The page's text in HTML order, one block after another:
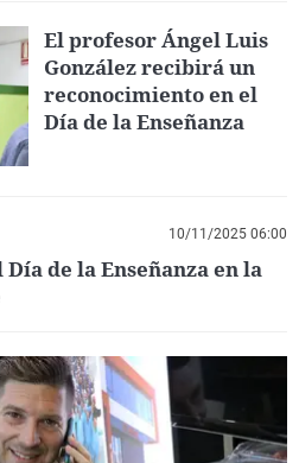
El profesor Ángel Luis
González recibirá un
reconocimiento en el
Día de la Enseñanza
10/11/2025 06:00
de la Enseñanza en la